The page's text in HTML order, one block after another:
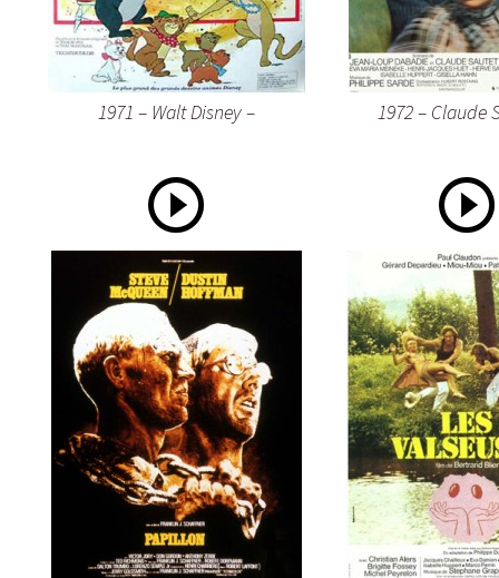
1971 – Walt Disney – 1972 – Claude